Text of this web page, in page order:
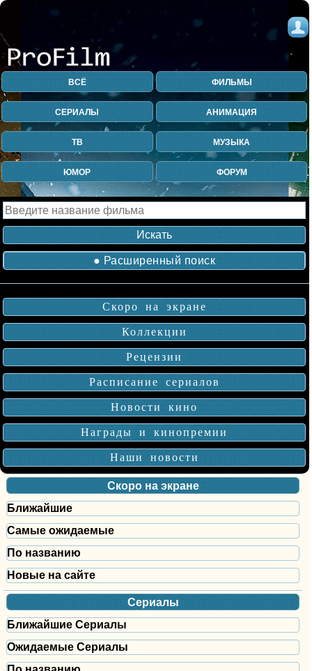
ВСЁ ФИЛЬМЫ
СЕРИАЛЫ АНИМАЦИЯ
ТВ МУЗЫКА
ЮМОР ФОРУМ
● Расширенный поиск
Скоро на экране
Коллекции
Рецензии
Расписание сериалов
Новости кино
Награды и кинопремии
Наши новости
Скоро на экране
Ближайшие
Самые ожидаемые
По названию
Новые на сайте
Сериалы
Ближайшие Сериалы
Ожидаемые Сериалы